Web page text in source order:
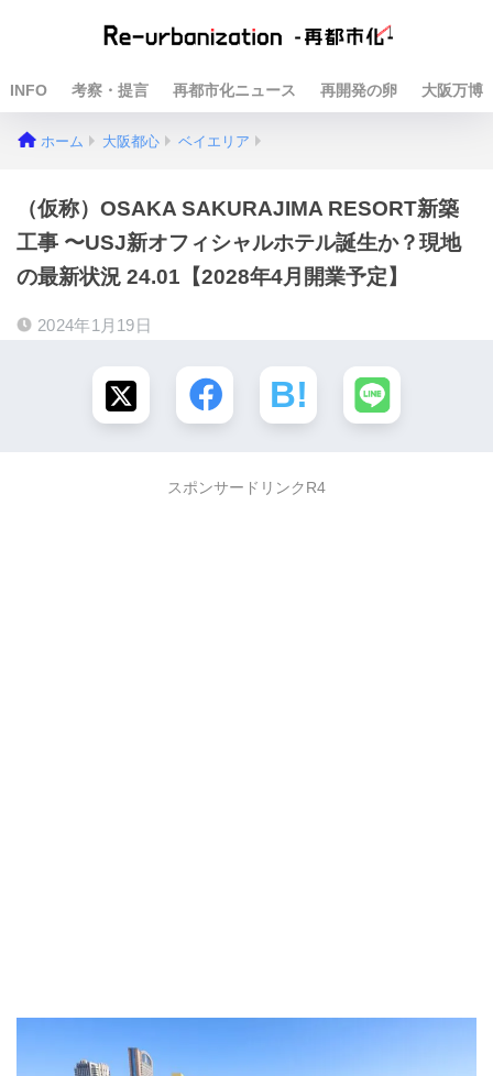
INFO 考察・提言 再都市化ニュース 再開発の卵 大阪万博
ホーム 大阪都心 ベイエリア
（仮称）OSAKA SAKURAJIMA RESORT新築
工事 〜USJ新オフィシャルホテル誕生か？現地
の最新状況 24.01【2028年4月開業予定】
2024年1月19日
スポンサードリンクR4